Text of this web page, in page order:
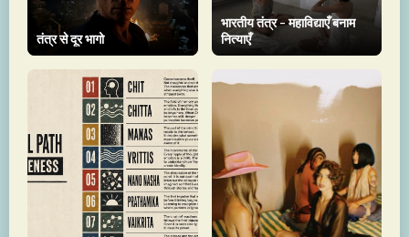
तंत्र से दूर भागो
भारतीय तंत्र - महाविद्याएँ बनाम
नित्याएँ